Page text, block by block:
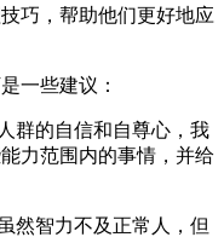
巧，帮助他们更好地应
一些建议：
群的自信和自尊心，我
力范围内的事情，并给
然智力不及正常人，但